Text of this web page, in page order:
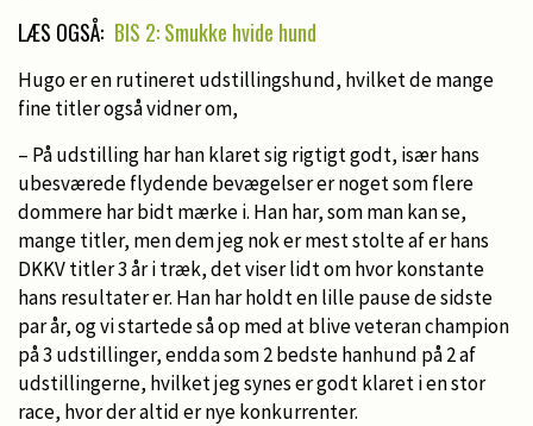
LÆS OGSÅ: BIS 2: Smukke hvide hund
Hugo er en rutineret udstillingshund, hvilket de mange
fine titler også vidner om,
– På udstilling har han klaret sig rigtigt godt, især hans
ubesværede flydende bevægelser er noget som flere
dommere har bidt mærke i. Han har, som man kan se,
mange titler, men dem jeg nok er mest stolte af er hans
DKKV titler 3 år i træk, det viser lidt om hvor konstante
hans resultater er. Han har holdt en lille pause de sidste
par år, og vi startede så op med at blive veteran champion
på 3 udstillinger, endda som 2 bedste hanhund på 2 af
udstillingerne, hvilket jeg synes er godt klaret i en stor
race, hvor der altid er nye konkurrenter.